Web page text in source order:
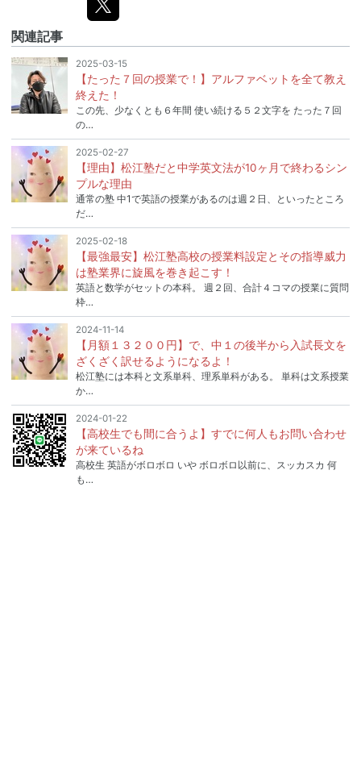
関連記事
2025-03-15
【たった７回の授業で！】アルファベットを全て教え
終えた！
この先、少なくとも６年間 使い続ける５２文字を たった７回
の…
2025-02-27
【理由】松江塾だと中学英文法が10ヶ月で終わるシン
プルな理由
通常の塾 中1で英語の授業があるのは週２日、といったところ
だ…
2025-02-18
【最強最安】松江塾高校の授業料設定とその指導威力
は塾業界に旋風を巻き起こす！
英語と数学がセットの本科。 週２回、合計４コマの授業に質問
枠…
2024-11-14
【月額１３２００円】で、中１の後半から入試長文を
ざくざく訳せるようになるよ！
松江塾には本科と文系単科、理系単科がある。 単科は文系授業
か…
2024-01-22
【高校生でも間に合うよ】すでに何人もお問い合わせ
が来ているね
高校生 英語がボロボロ いや ボロボロ以前に、スッカスカ 何
も…